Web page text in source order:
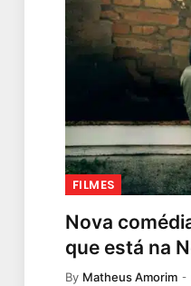
FILMES
Nova
que está na
By Matheus Amorim